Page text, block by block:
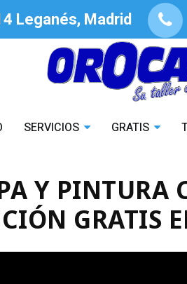
Leganés, Madrid
SERVICIOS GRATIS
Y PINTURA
GRATIS